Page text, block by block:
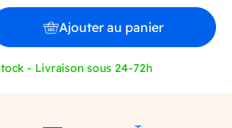
Ajouter au panier
- Livraison sous 24-72h